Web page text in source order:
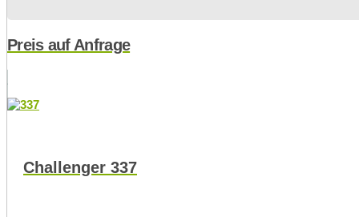
Preis auf Anfrage
Challenger 337